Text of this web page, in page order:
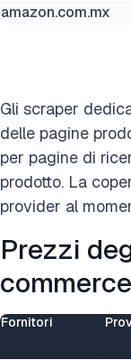
amazon.com.mx
Gli scraper
delle pagine
per pagine di
prodotto. La
provider al
Prezzi
commerce
Fornitori